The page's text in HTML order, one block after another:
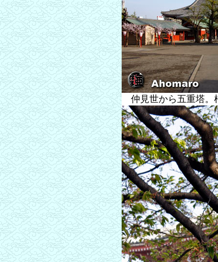
仲見世から五重塔。